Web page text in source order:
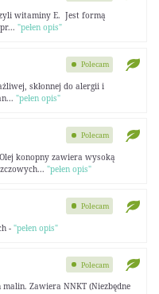
witaminy E. Jest formą
"pełen opis"
skłonnej do alergii i
"pełen opis"
Polecam
konopny zawiera wysoką
"pełen opis"
Polecam
- "pełen opis"
Polecam
Zawiera NNKT (Niezbędne
Polecam